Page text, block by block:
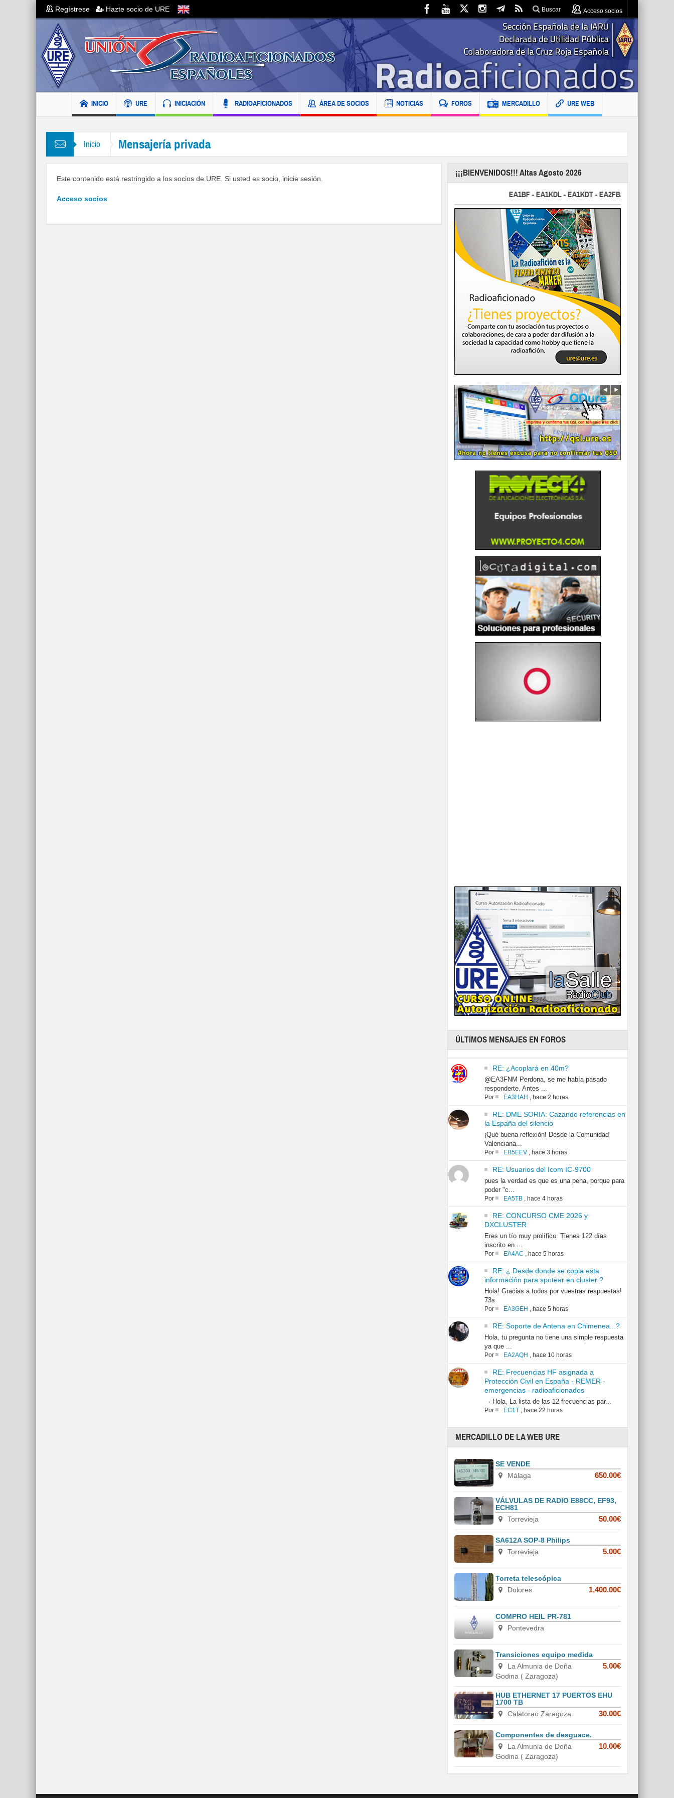
Regístrese Hazte socio de URE Buscar Acceso socios
INICIO URE INICIACIÓN RADIOAFICIONADOS ÁREA DE SOCIOS NOTICIAS FOROS MERCADILLO URE WEB
Inicio Mensajería privada
Este contenido está restringido a los socios de URE. Si usted es socio, inicie sesión.
Acceso socios
¡¡¡BIENVENIDOS!!! Altas Agosto 2026
EA1BF - EA1KDL - EA1KDT - EA2FBJ - EA2FJU -
ÚLTIMOS MENSAJES EN FOROS
RE: ¿Acoplará en 40m?
@EA3FNM Perdona, se me había pasado
responderte. Antes ...
Por EA3HAH , hace 2 horas
RE: DME SORIA: Cazando referencias en
la España del silencio
¡Qué buena reflexión! Desde la Comunidad
Valenciana...
Por EB5EEV, hace 3 horas
RE: Usuarios del Icom IC-9700
pues la verdad es que es una pena, porque para
poder "c...
Por EA5TB, hace 4 horas
RE: CONCURSO CME 2026 y
DXCLUSTER
Eres un tío muy prolífico. Tienes 122 días
inscrito en ...
Por EA4AC , hace 5 horas
RE: ¿ Desde donde se copia esta
información para spotear en cluster ?
Hola! Gracias a todos por vuestras respuestas!
73s
Por EA3GEH , hace 5 horas
RE: Soporte de Antena en Chimenea...?
Hola, tu pregunta no tiene una simple respuesta
ya que ...
Por EA2AQH , hace 10 horas
RE: Frecuencias HF asignada a
Protección Civil en España - REMER -
emergencias - radioaficionados
· Hola, La lista de las 12 frecuencias par...
Por EC1T, hace 22 horas
MERCADILLO DE LA WEB URE
SE VENDE
Málaga
650.00€
VÁLVULAS DE RADIO E88CC, EF93,
ECH81
Torrevieja
50.00€
SA612A SOP-8 Philips
Torrevieja
5.00€
Torreta telescópica
Dolores
1,400.00€
COMPRO HEIL PR-781
Pontevedra
Transiciones equipo medida
La Almunia de Doña
Godina ( Zaragoza)
5.00€
HUB ETHERNET 17 PUERTOS EHU
1700 TB
Calatorao Zaragoza.
30.00€
Componentes de desguace.
La Almunia de Doña
Godina ( Zaragoza)
10.00€